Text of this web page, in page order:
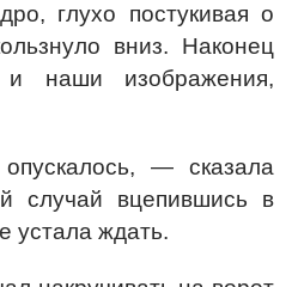
глухо постукивая о
вниз. Наконец
и наши изображения,
— сказала
случай вцепившись в
устала ждать.